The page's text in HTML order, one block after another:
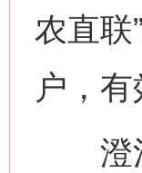
农直联
户，
澄清